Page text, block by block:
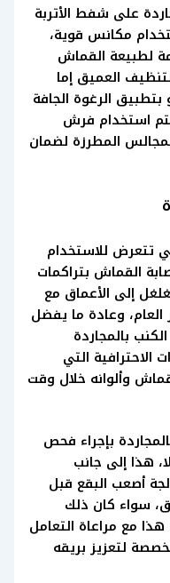
على شفط الأتربة
مكانس قوية،
لطبيعة القماش
العميق إما
بتطبيق الرغوة الجافة
استخدام فرش
المطرزة لضمان
تتعرض للاستخدام
القماش بتراكمات
إلى الأعماق مع
وعادة ما يفضل
بالمجاردة
الاحترافية التي
وألوانه خلال وقت
بإجراء فحص
هذا إلى جانب
أصعب البقع قبل
سواء كان ذلك
هذا مع مراعاة التعامل
لتعزيز بريقه